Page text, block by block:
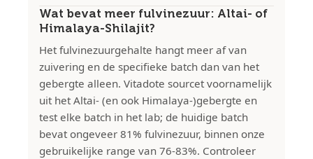
Wat bevat meer fulvinezuur: Altai- of
Himalaya-Shilajit?
Het fulvinezuurgehalte hangt meer af van
zuivering en de specifieke batch dan van het
gebergte alleen. Vitadote sourcet voornamelijk
uit het Altai- (en ook Himalaya-)gebergte en
test elke batch in het lab; de huidige batch
bevat ongeveer 81% fulvinezuur, binnen onze
gebruikelijke range van 76-83%. Controleer